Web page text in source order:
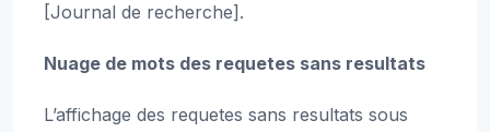
[Journal de recherche].
Nuage de mots des requetes sans resultats
L’affichage des requetes sans resultats sous